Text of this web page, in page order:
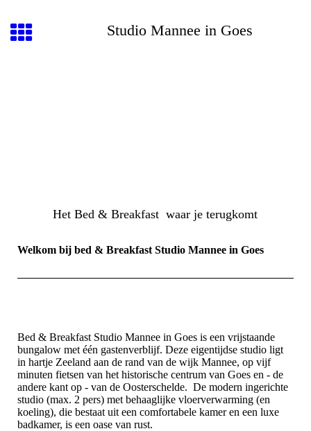
Studio Mannee in Goes
Het Bed & Breakfast waar je terugkomt
Welkom bij bed & Breakfast Studio Mannee in Goes
Bed & Breakfast Studio Mannee in Goes is een vrijstaande
bungalow met één gastenverblijf. Deze eigentijdse studio ligt
in hartje Zeeland aan de rand van de wijk Mannee, op vijf
minuten fietsen van het historische centrum van Goes en - de
andere kant op - van de Oosterschelde. De modern ingerichte
studio (max. 2 pers) met behaaglijke vloerverwarming (en
koeling), die bestaat uit een comfortabele kamer en een luxe
badkamer, is een oase van rust.